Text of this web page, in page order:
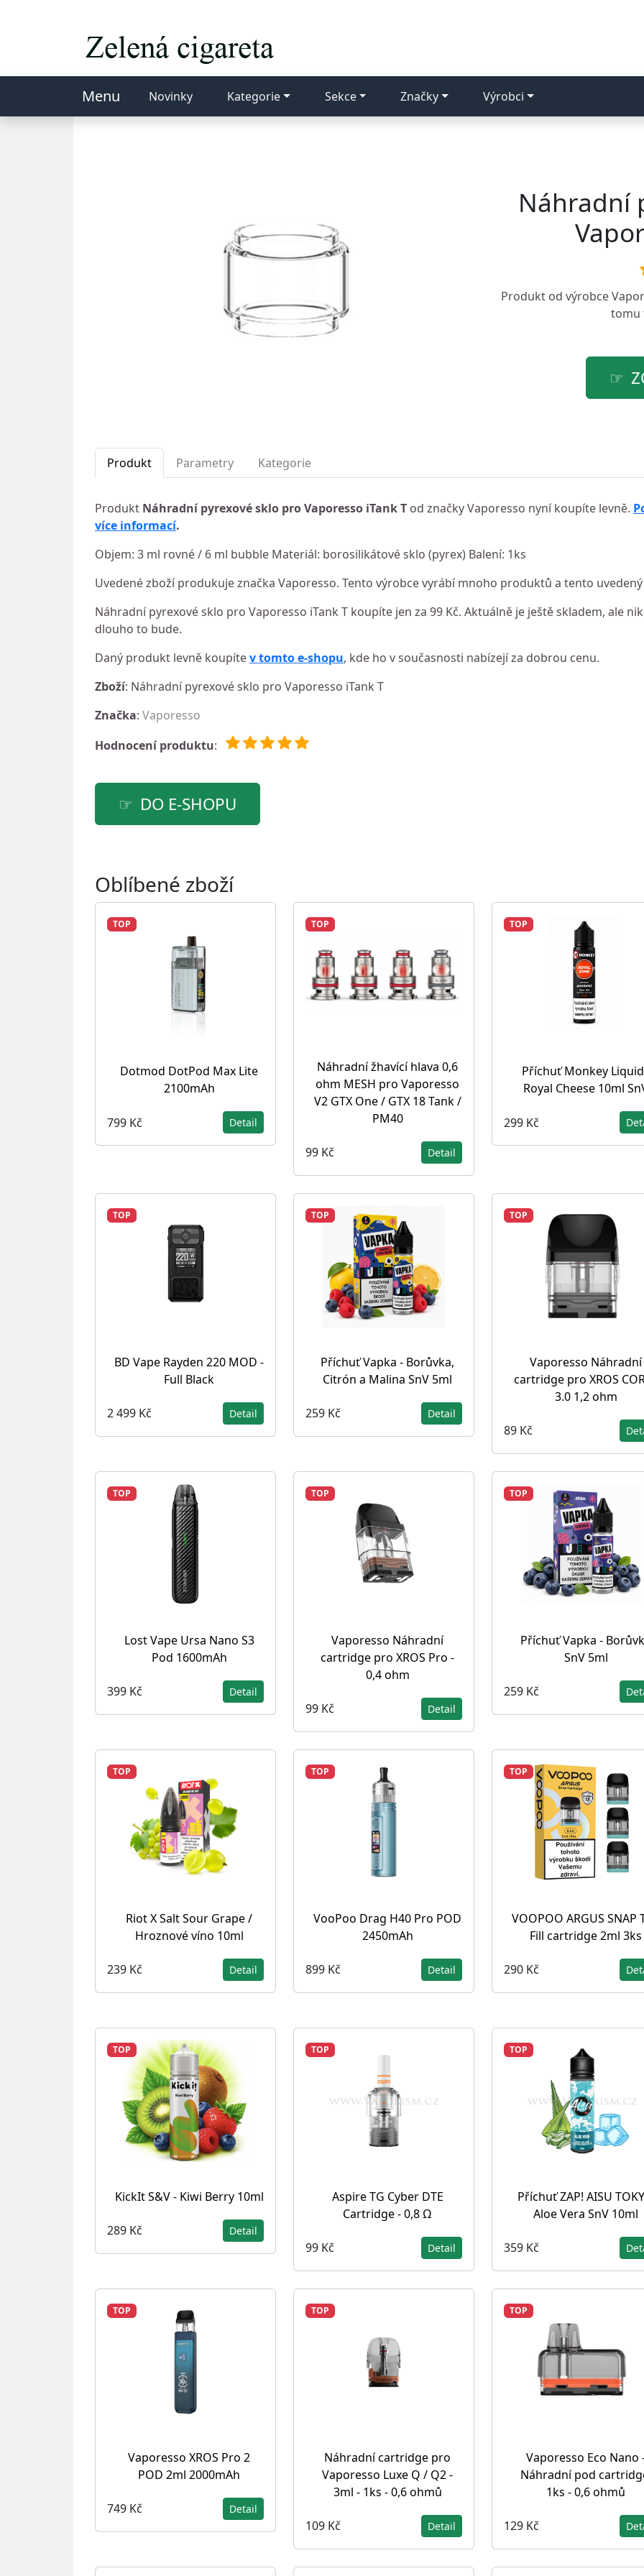
Menu Novinky Kategorie Sekce Značky Výrobci
Náhradní
Produkt od výrobce
tomu
Produkt Parametry Kategorie
Produkt Náhradní pyrexové sklo pro Vaporesso iTank T od značky Vaporesso nyní koupíte levně.
více informací.
Objem: 3 ml rovné / 6 ml bubble Materiál: borosilikátové sklo (pyrex) Balení: 1ks
Uvedené zboží produkuje značka Vaporesso. Tento výrobce vyrábí mnoho produktů a tento
Náhradní pyrexové sklo pro Vaporesso iTank T koupíte jen za 99 Kč. Aktuálně je ještě skladem, ale
dlouho to bude.
Daný produkt levně koupítev tomto e-shopu, kde ho v současnosti nabízejí za dobrou cenu.
Zboží: Náhradní pyrexové sklo pro Vaporesso iTank T
Značka: Vaporesso
Hodnocení produktu:
DO E-SHOPU
Oblíbené zboží
TOP
Dotmod DotPod Max Lite
2100mAh
799 Kč Detail
TOP
Náhradní žhavící hlava 0,6
ohm MESH pro Vaporesso
V2 GTX One / GTX 18 Tank /
PM40
99 Kč Detail
TOP
Příchuť Monkey
Royal Cheese 10ml
299 Kč
TOP
BD Vape Rayden 220 MOD -
Full Black
2 499 Kč Detail
TOP
Příchuť Vapka - Borůvka,
Citrón a Malina SnV 5ml
259 Kč Detail
TOP
Vaporesso Náhradní
cartridge pro XROS
3.0 1,2 ohm
89 Kč
TOP
Lost Vape Ursa Nano S3
Pod 1600mAh
399 Kč Detail
TOP
Vaporesso Náhradní
cartridge pro XROS Pro -
0,4 ohm
99 Kč Detail
TOP
Příchuť Vapka -
SnV 5ml
259 Kč
TOP
Riot X Salt Sour Grape /
Hroznové víno 10ml
239 Kč Detail
TOP
VooPoo Drag H40 Pro POD
2450mAh
899 Kč Detail
TOP
VOOPOO ARGUS SNAP
Fill cartridge 2ml 3ks
290 Kč
TOP
KickIt S&V - Kiwi Berry 10ml
289 Kč Detail
TOP
Aspire TG Cyber DTE
Cartridge - 0,8 Ω
99 Kč Detail
TOP
Příchuť ZAP! AISU
Aloe Vera SnV 10ml
359 Kč
TOP
Vaporesso XROS Pro 2
POD 2ml 2000mAh
749 Kč Detail
TOP
Náhradní cartridge pro
Vaporesso Luxe Q / Q2 -
3ml - 1ks - 0,6 ohmů
109 Kč Detail
TOP
Vaporesso Eco Nano
Náhradní pod
1ks - 0,6 ohmů
129 Kč